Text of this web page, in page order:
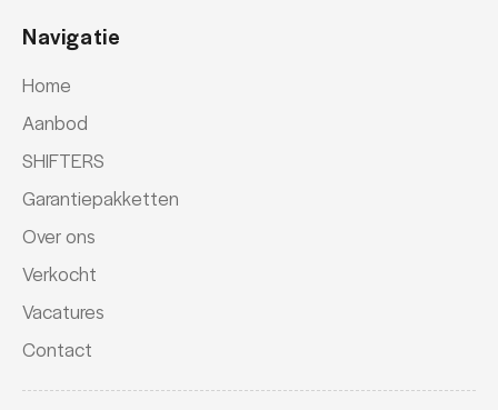
Navigatie
Home
Aanbod
SHIFTERS
Garantiepakketten
Over ons
Verkocht
Vacatures
Contact